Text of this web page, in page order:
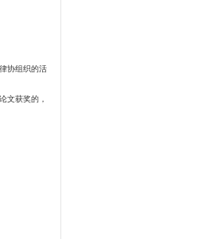
协组织的活
文获奖的，